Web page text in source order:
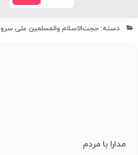
دسته: حجت‌الاسلام والمسلمین علی سروی
مدارا با مردم